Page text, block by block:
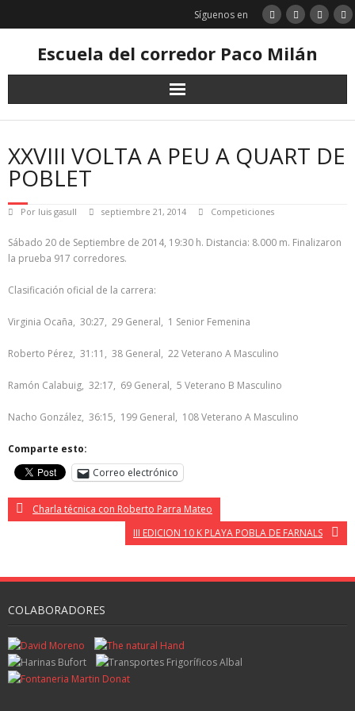
Síguenos en
Escuela del corredor Paco Milán
XXVIII VOLTA A PEU A QUART DE
POBLET
Por luis gasull septiembre 21, 2014 Competiciones
Sábado 20 de Septiembre de 2014, 19:30 h. Distancia: 8.000 m. Finalizaron
la prueba 917 corredores.
Clasificación oficial de la carrera:
Virginia Ocaña, 30:27, 29 General, 1 Senior Femenina
Roberto Pérez, 31:11, 38 General, 22 Veterano A Masculino
Ramón Calabuig, 32:17, 69 General, 5 Veterano B Masculino
Nacho González, 36:15, 199 General, 108 Veterano A Masculino
Comparte esto:
Correo electrónico
Charla técnica con Roberto Parra Mateo
III EDICION 10 K PLAYA POBLA DE FARNALS
COLABORADORES